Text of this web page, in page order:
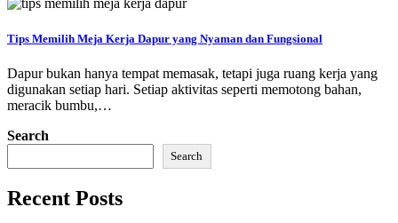
Tips Memilih Meja Kerja Dapur yang Nyaman dan Fungsional
Dapur bukan hanya tempat memasak, tetapi juga ruang kerja yang
digunakan setiap hari. Setiap aktivitas seperti memotong bahan,
meracik bumbu,…
Search
Search
Recent Posts